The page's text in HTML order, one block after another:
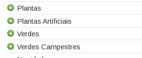
Alstroemeria
Alchemilla
Amaranthus
Aster
Alpinias
Berzelias
Brunias
Curcuma
Plantas
Todas as Plantas
Gerbera de Vaso
Phalaenopsis
Plantas Artificiais
Todas as Plantas Artificiais
Suculentas Artificiais
Verdes
Todos os Verdes
Verdes Campestres